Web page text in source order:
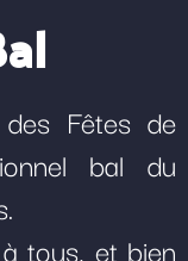
Fêtes de
bal du
tous, et bien